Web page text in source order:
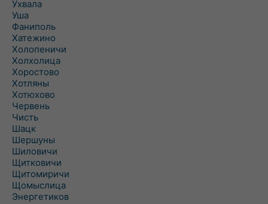
Ухвала
Уша
Фаниполь
Хатежино
Холопеничи
Холхолица
Хоростово
Хотляны
Хотюхово
Червень
Чисть
Шацк
Шершуны
Шиловичи
Щитковичи
Щитомиричи
Щомыслица
Энергетиков